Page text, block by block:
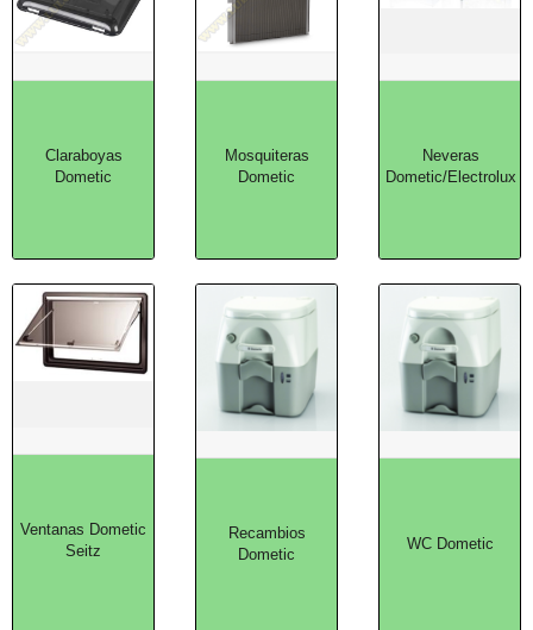
Claraboyas
Dometic
Mosquiteras
Dometic
Neveras
Dometic/Electrolux
Ventanas Dometic
Seitz
Recambios
Dometic
WC Dometic